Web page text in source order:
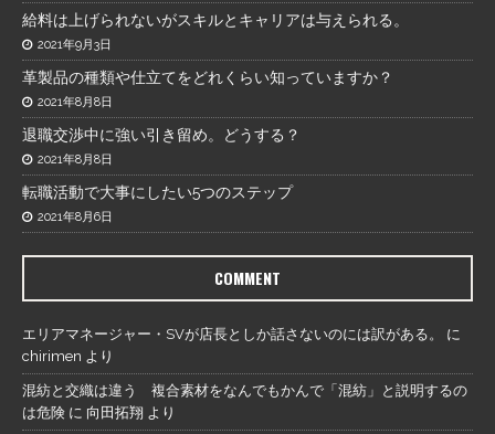
給料は上げられないがスキルとキャリアは与えられる。
2021年9月3日
革製品の種類や仕立てをどれくらい知っていますか？
2021年8月8日
退職交渉中に強い引き留め。どうする？
2021年8月8日
転職活動で大事にしたい5つのステップ
2021年8月6日
COMMENT
エリアマネージャー・SVが店長としか話さないのには訳がある。
に
chirimen より
混紡と交織は違う 複合素材をなんでもかんで「混紡」と説明するの
は危険 に 向田拓翔 より